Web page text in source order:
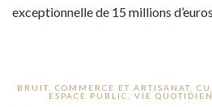
exceptionnelle de 15 millions
BRUIT COMMERCE ET ARTISANAT
ESPACE PUBLIC
VIE